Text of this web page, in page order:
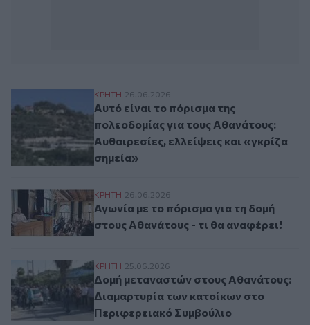
Αυτό είναι το πόρισμα της πολεοδομίας
ΚΡΗΤΗ 26.06.2026
Αυτό είναι το πόρισμα της
πολεοδομίας για τους Αθανάτους:
Αυθαιρεσίες, ελλείψεις και «γκρίζα
σημεία»
Αγωνία με το πόρισμα για τη δομή στους
ΚΡΗΤΗ 26.06.2026
Αγωνία με το πόρισμα για τη δομή
στους Αθανάτους - τι θα αναφέρει!
Δομή μεταναστών στους Αθανάτους:
ΚΡΗΤΗ 25.06.2026
Δομή μεταναστών στους Αθανάτους:
Διαμαρτυρία των κατοίκων στο
Περιφερειακό Συμβούλιο